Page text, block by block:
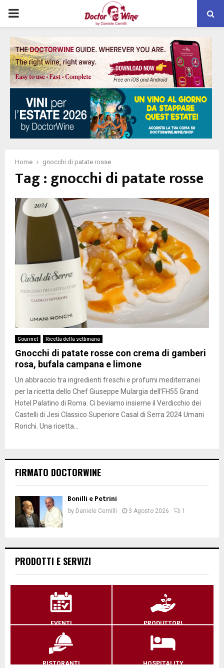
PRIMARY
MENU
Home gnocchi di patate rosse
Tag : gnocchi di patate rosse
Gourmet Ricetta della settimana
Gnocchi di patate rosse con crema di gamberi
rosa, bufala campana e limone
Un abbraccio tra ingredienti freschi e profumi mediterranei
per la ricetta dello Chef Giuseppe Mulargia dell’FH55 Grand
Hotel Palatino di Roma. Ci beviamo insieme il Verdicchio dei
Castelli di Jesi Classico Superiore Casal di Serra 2024 Umani
Ronchi. Una ricetta...
FIRMATO DOCTORWINE
Bonilli e Petrini
by Daniele Cernilli 3 Agosto 2026 1
PRODOTTI E SERVIZI
EVENTI PRODUTTORI
RISTORANTI HOSPITALITY